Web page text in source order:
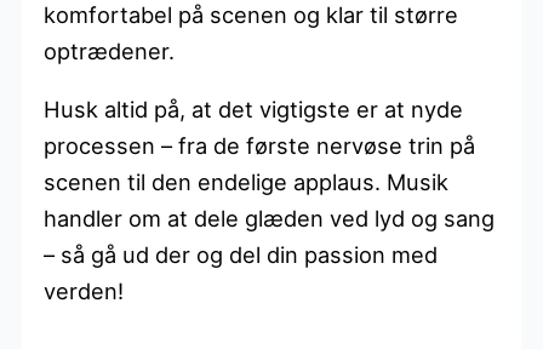
komfortabel på scenen og klar til større
optrædener.
Husk altid på, at det vigtigste er at nyde
processen – fra de første nervøse trin på
scenen til den endelige applaus. Musik
handler om at dele glæden ved lyd og sang
– så gå ud der og del din passion med
verden!